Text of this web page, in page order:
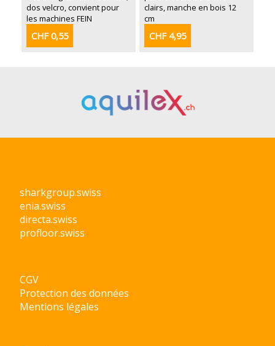
dos velcro, convient pour
les machines FEIN
CHF 0,55
clairs, manche en bois 12
cm
CHF 4,95
sharkgroup.swiss
enia.swiss
directa.swiss
profloor.swiss
CGV
Protection des données
Mentions légales